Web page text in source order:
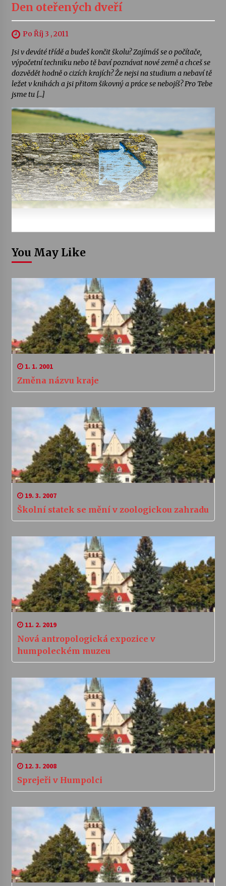
Den oteřených dveří
Po Říj 3 , 2011
Jsi v deváté třídě a budeš končit školu? Zajímáš se o počítače,
výpočetní techniku nebo tě baví poznávat nové země a chceš se
dozvědět hodně o cizích krajích? Že nejsi na studium a nebaví tě
ležet v knihách a jsi přitom šikovný a práce se nebojíš? Pro Tebe
jsme tu […]
You May Like
1. 1. 2001
Změna názvu kraje
19. 3. 2007
Školní statek se mění v zoologickou zahradu
11. 2. 2019
Nová antropologická expozice v
humpoleckém muzeu
12. 3. 2008
Sprejeři v Humpolci